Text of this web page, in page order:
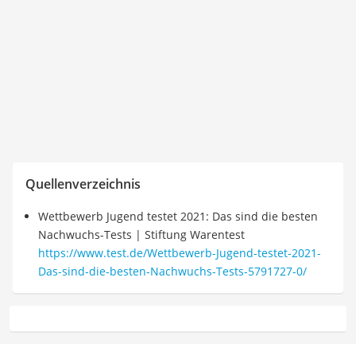
Quellenverzeichnis
Wettbewerb Jugend testet 2021: Das sind die besten
Nachwuchs-Tests | Stiftung Warentest
https://www.test.de/Wettbewerb-Jugend-testet-2021-
Das-sind-die-besten-Nachwuchs-Tests-5791727-0/